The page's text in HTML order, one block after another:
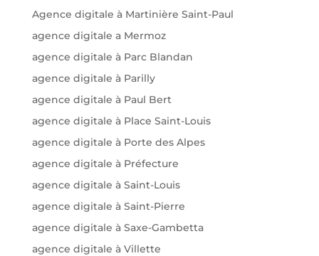
Agence digitale à Martinière Saint-Paul
agence digitale a Mermoz
agence digitale à Parc Blandan
agence digitale à Parilly
agence digitale à Paul Bert
agence digitale à Place Saint-Louis
agence digitale à Porte des Alpes
agence digitale à Préfecture
agence digitale à Saint-Louis
agence digitale à Saint-Pierre
agence digitale à Saxe-Gambetta
agence digitale à Villette